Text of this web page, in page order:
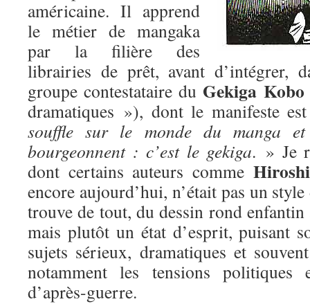
américaine. Il apprend
le métier de mangaka
par la filière des
librairies de prêt, avant d’intégrer,
groupe contestataire du Gekiga Kobo
dramatiques »), dont le manifeste
souffle sur le monde du manga
bourgeonnent : c’est le gekiga. » Je
dont certains auteurs comme
encore aujourd’hui, n’était pas un
trouve de tout, du dessin rond
mais plutôt un état d’esprit, puisant
sujets sérieux, dramatiques et
notamment les tensions politiques
d’après-guerre.